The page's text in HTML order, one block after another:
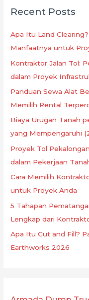
Recent Posts
Apa Itu Land
Manfaatnya untuk
Kontraktor Jalan Tol:
dalam Proyek
Panduan Sewa Alat
Memilih Rental
Biaya Urugan Tanah
yang Mempengaruhi
Proyek Tol
dalam Pekerjaan
Cara Memilih
untuk Proyek Anda
5 Tahapan
Lengkap dari
Apa Itu Cut and Fill?
Earthworks 2026